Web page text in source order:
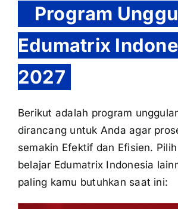
Program
Edumatrix
2027
Berikut adalah program
dirancang untuk Anda agar
semakin Efektif dan Efisien.
belajar Edumatrix Indonesia
paling kamu butuhkan saat ini: